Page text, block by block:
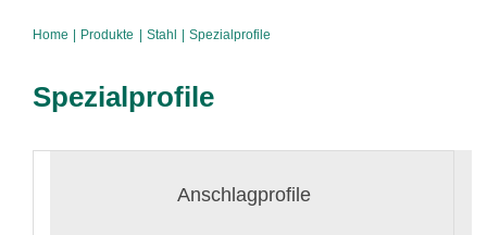
Home Produkte Stahl Spezialprofile
Spezialprofile
Anschlagprofile